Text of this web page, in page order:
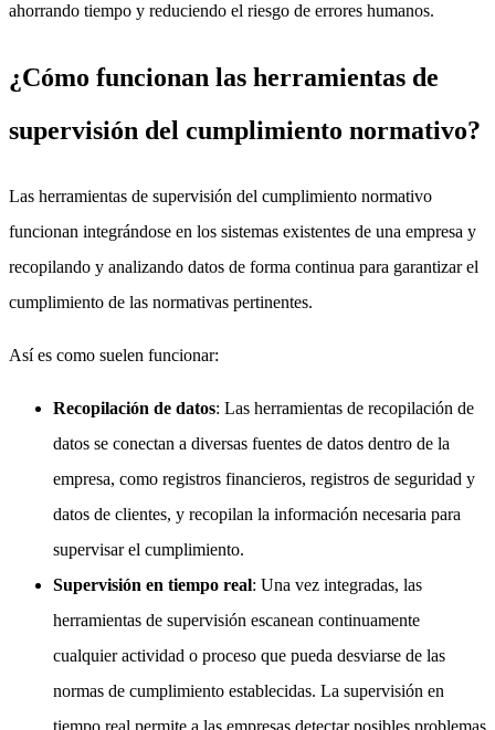
ahorrando tiempo y reduciendo el riesgo de errores humanos.
¿Cómo funcionan las herramientas de
supervisión del cumplimiento normativo?
Las herramientas de supervisión del cumplimiento normativo
funcionan integrándose en los sistemas existentes de una empresa y
recopilando y analizando datos de forma continua para garantizar el
cumplimiento de las normativas pertinentes.
Así es como suelen funcionar:
Recopilación de datos: Las herramientas de recopilación de
datos se conectan a diversas fuentes de datos dentro de la
empresa, como registros financieros, registros de seguridad y
datos de clientes, y recopilan la información necesaria para
supervisar el cumplimiento.
Supervisión en tiempo real: Una vez integradas, las
herramientas de supervisión escanean continuamente
cualquier actividad o proceso que pueda desviarse de las
normas de cumplimiento establecidas. La supervisión en